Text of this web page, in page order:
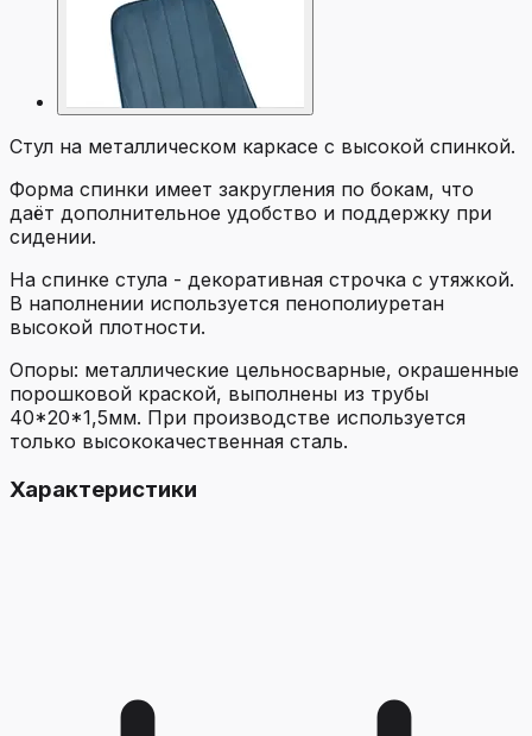
Стул на металлическом каркасе с высокой спинкой.
Форма спинки имеет закругления по бокам, что
даёт дополнительное удобство и поддержку при
сидении.
На спинке стула - декоративная строчка с утяжкой.
В наполнении используется пенополиуретан
высокой плотности.
Опоры: металлические цельносварные, окрашенные
порошковой краской, выполнены из трубы
40*20*1,5мм. При производстве используется
только высококачественная сталь.
Характеристики